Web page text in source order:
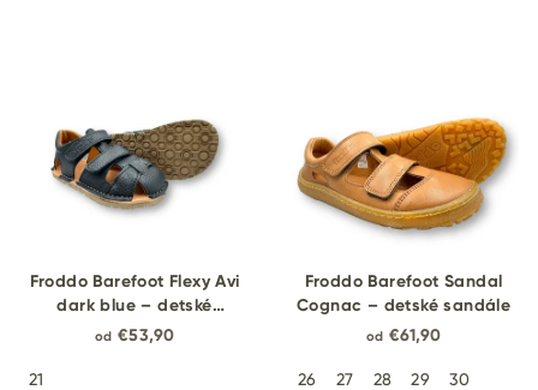
Froddo Barefoot Flexy Avi
dark blue – detské
barefoot sandále
od €53,90
21
Froddo Barefoot Sandal
Cognac – detské sandále
od €61,90
26 27 28 29
30